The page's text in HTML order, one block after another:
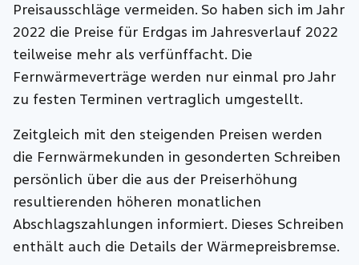
Preisausschläge vermeiden. So haben sich im Jahr
2022 die Preise für Erdgas im Jahresverlauf 2022
teilweise mehr als verfünffacht. Die
Fernwärmeverträge werden nur einmal pro Jahr
zu festen Terminen vertraglich umgestellt.
Zeitgleich mit den steigenden Preisen werden
die Fernwärmekunden in gesonderten Schreiben
persönlich über die aus der Preiserhöhung
resultierenden höheren monatlichen
Abschlagszahlungen informiert. Dieses Schreiben
enthält auch die Details der Wärmepreisbremse.